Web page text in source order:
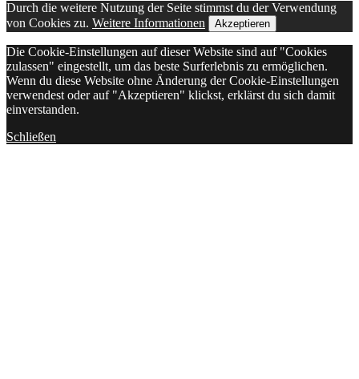
Durch die weitere Nutzung der Seite stimmst du der Verwendung
von Cookies zu. Weitere Informationen Akzeptieren
Die Cookie-Einstellungen auf dieser Website sind auf "Cookies
zulassen" eingestellt, um das beste Surferlebnis zu ermöglichen.
Wenn du diese Website ohne Änderung der Cookie-Einstellungen
verwendest oder auf "Akzeptieren" klickst, erklärst du sich damit
einverstanden.
Schließen